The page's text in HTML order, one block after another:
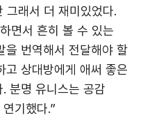
그래서 더 재미있었다.
면서 흔히 볼 수 있는
을 번역해서 전달해야 할
고 상대방에게 애써 좋은
분명 유니스는 공감
기했다.”